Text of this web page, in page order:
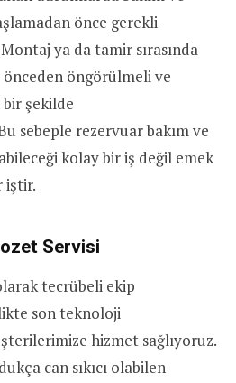
önce gerekli
ya da tamir sırasında
öngörülmeli ve
şekilde
sebeple rezervuar bakım ve
kolay bir iş değil emek
iştir.
Servisi
tecrübeli ekip
son teknoloji
hizmet sağlıyoruz.
can sıkıcı olabilen